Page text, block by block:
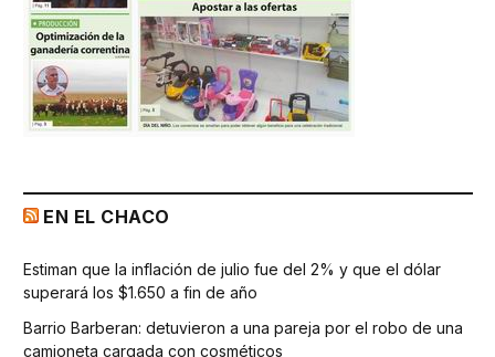
EN EL CHACO
Estiman que la inflación de julio fue del 2% y que el dólar
superará los $1.650 a fin de año
Barrio Barberan: detuvieron a una pareja por el robo de una
camioneta cargada con cosméticos